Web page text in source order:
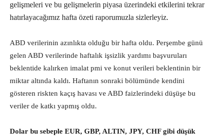
gelişmeleri ve bu gelişmelerin piyasa üzerindeki etkilerini tekrar
hatırlayacağımız hafta özeti raporumuzla sizlerleyiz.
ABD verilerinin azınlıkta olduğu bir hafta oldu. Perşembe günü
gelen ABD verilerinde haftalık işsizlik yardımı başvuruları
beklentide kalırken imalat pmi ve konut verileri beklentinin bir
miktar altında kaldı. Haftanın sonraki bölümünde kendini
gösteren riskten kaçış havası ve ABD faizlerindeki düşüşe bu
veriler de katkı yapmış oldu.
Dolar bu sebeple EUR, GBP, ALTIN, JPY, CHF gibi düşük